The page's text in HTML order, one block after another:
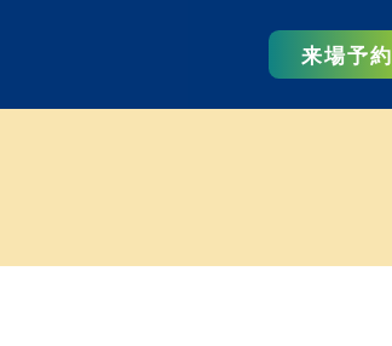
来場予約